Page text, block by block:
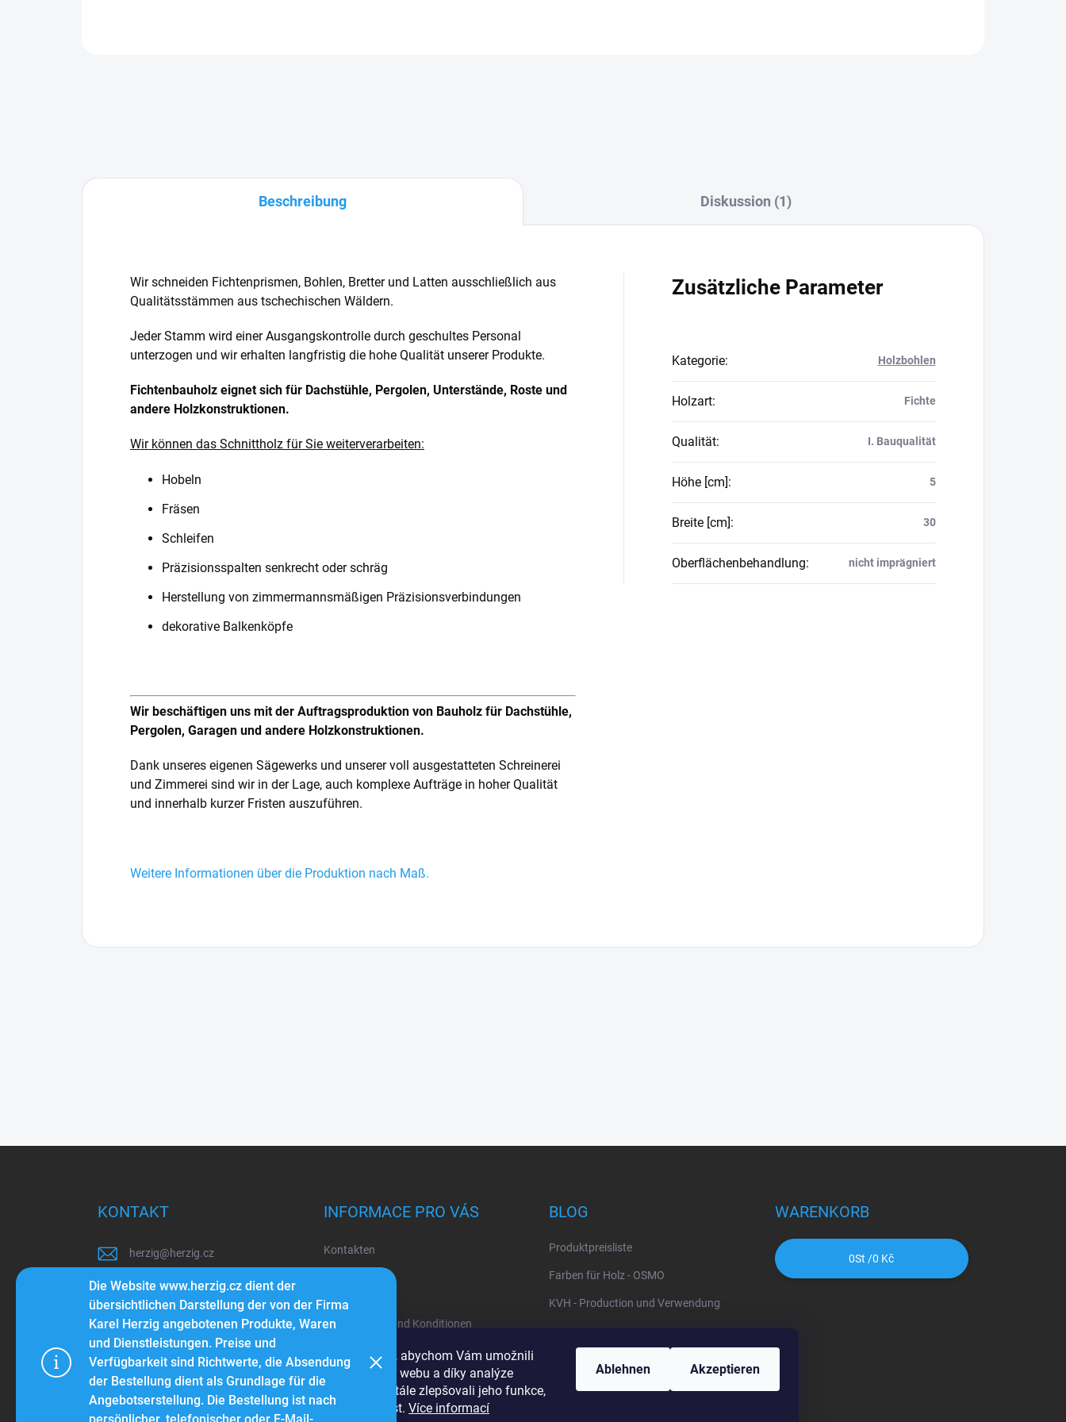
Používáme cookies, abychom Vám umožnili
pohodlné prohlížení webu a díky analýze
provozu webu neustále zlepšovali jeho funkce,
výkon a použitelnost. Více informací
Ablehnen Akzeptieren
Die Website www.herzig.cz dient der
übersichtlichen Darstellung der von der Firma
Karel Herzig angebotenen Produkte, Waren
und Dienstleistungen. Preise und
Verfügbarkeit sind Richtwerte, die Absendung
der Bestellung dient als Grundlage für die
Angebotserstellung. Die Bestellung ist nach
Beschreibung Diskussion (1)
Wir schneiden Fichtenprismen, Bohlen, Bretter und Latten ausschließlich aus
Qualitätsstämmen aus tschechischen Wäldern.
Jeder Stamm wird einer Ausgangskontrolle durch geschultes Personal
unterzogen und wir erhalten langfristig die hohe Qualität unserer Produkte.
Fichtenbauholz eignet sich für Dachstühle, Pergolen, Unterstände, Roste und
andere Holzkonstruktionen.
Wir können das Schnittholz für Sie weiterverarbeiten:
Hobeln
Fräsen
Schleifen
Präzisionsspalten senkrecht oder schräg
Herstellung von zimmermannsmäßigen Präzisionsverbindungen
dekorative Balkenköpfe
Wir beschäftigen uns mit der Auftragsproduktion von Bauholz für Dachstühle,
Pergolen, Garagen und andere Holzkonstruktionen.
Dank unseres eigenen Sägewerks und unserer voll ausgestatteten Schreinerei
und Zimmerei sind wir in der Lage, auch komplexe Aufträge in hoher Qualität
und innerhalb kurzer Fristen auszuführen.
Weitere Informationen über die Produktion nach Maß.
Zusätzliche Parameter
Kategorie: Holzbohlen
Holzart: Fichte
Qualität: I. Bauqualität
Höhe [cm]: 5
Breite [cm]: 30
Oberflächenbehandlung: nicht imprägniert
KONTAKT
herzig@herzig.cz
+420 603 260 855
Sehen Sie sich auch unsere
Videos mit verschiedenen Tipps
und Tricks an...
INFORMACE PRO VÁS
Kontakten
Blog
Bedingungen und Konditionen
Schutz personenbezogener Daten
BLOG
Produktpreisliste
Farben für Holz - OSMO
KVH - Production und Verwendung
WARENKORB
0St /0 Kč